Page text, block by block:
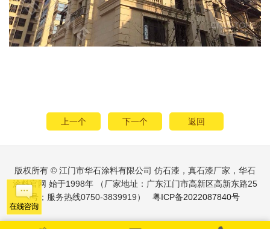
上一个 下一个 返回
版权所有 © 江门市华石涂料有限公司 仿石漆，真石漆厂家，华石
涂料官网 始于1998年 （厂家地址：广东江门市高新区高新东路25
号；服务热线0750-3839919） 粤ICP备2022087840号